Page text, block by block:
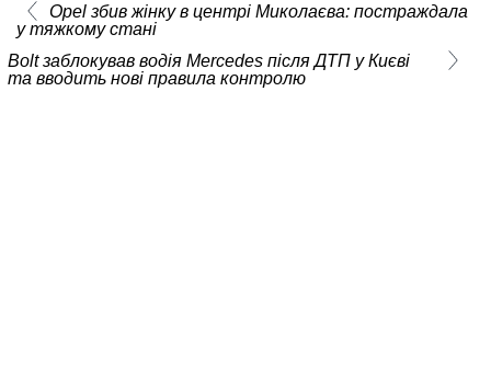
Opel збив жінку в центрі Миколаєва: постраждала
у тяжкому стані
Bolt заблокував водія Mercedes після ДТП у Києві
та вводить нові правила контролю